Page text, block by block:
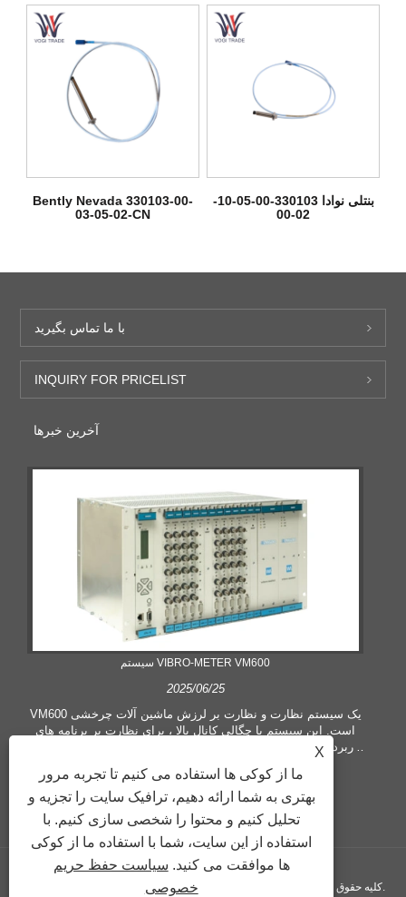
Bently Nevada 330103-00-
03-05-02-CN
بنتلی نوادا 330103-00-05-10-
02-00
با ما تماس بگیرید
INQUIRY FOR PRICELIST
آخرین خبرها
سیستم VIBRO-METER VM600
2025/06/25
VM600 یک سیستم نظارت و نظارت بر لرزش ماشین آلات چرخشی
است. این سیستم با چگالی کانال بالا ، برای نظارت بر برنامه های
کاربردی با تعداد زیادی از نقاط اندازه گیری مانند ماشین های کامل و
حق چاپ © 2024 Vogi ​​International Trading Co., Ltd. کلیه حقوق محفوظ است.
X
ما از کوکی ها استفاده می کنیم تا تجربه مرور
بهتری به شما ارائه دهیم، ترافیک سایت را تجزیه و
تحلیل کنیم و محتوا را شخصی سازی کنیم. با
استفاده از این سایت، شما با استفاده ما از کوکی
ها موافقت می کنید. سیاست حفظ حریم
خصوصی